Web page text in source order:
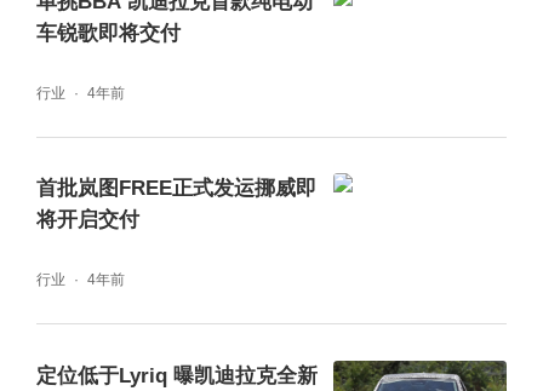
内饰部分，LYRIQ锐歌配备一块33.8英寸环幕
车锐歌即将交付
行业 4年前
首批岚图FREE正式发运挪威即
将开启交付
行业 4年前
定位低于Lyriq 曝凯迪拉克全新